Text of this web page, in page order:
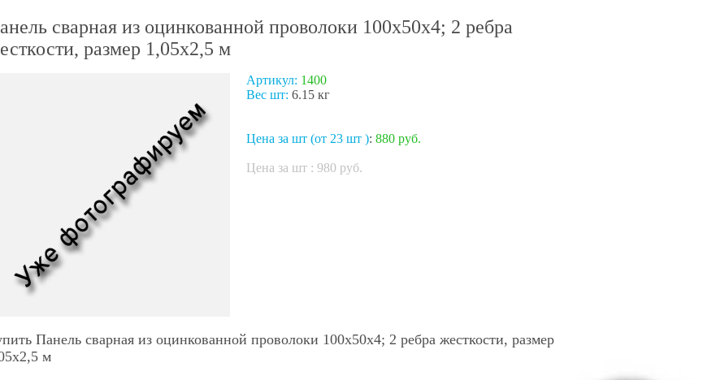
сварная из оцинкованной проволоки 100х50х4; 2 ребра
размер 1,05х2,5 м
Артикул: 1400
Вес шт: 6.15 кг
Цена за шт (от 23 шт ): 880 руб.
Цена за шт : 980 руб.
Панель сварная из оцинкованной проволоки 100х50х4; 2 ребра жесткости, размер
м